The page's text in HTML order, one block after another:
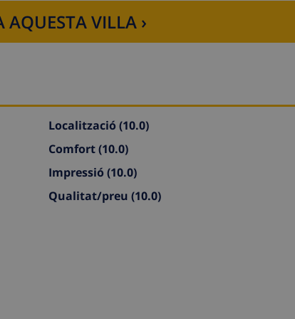
AQUESTA VILLA ›
Localització (10.0)
Comfort(10.0)
Impressió (10.0)
Qualitat/preu (10.0)